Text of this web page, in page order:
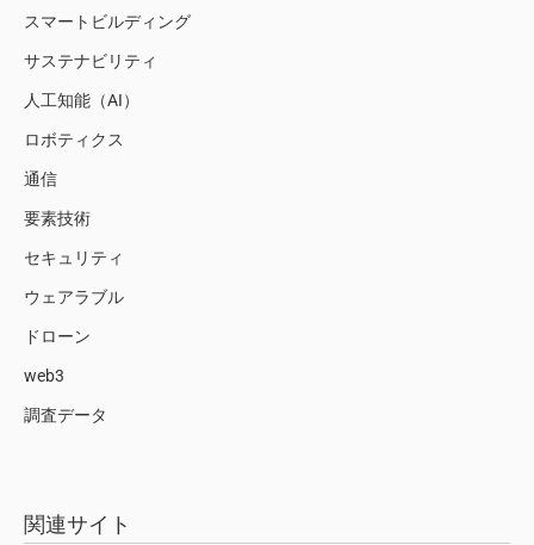
スマートビルディング
サステナビリティ
人工知能（AI）
ロボティクス
通信
要素技術
セキュリティ
ウェアラブル
ドローン
web3
調査データ
関連サイト